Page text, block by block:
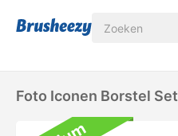
Foto Iconen Borstel Set